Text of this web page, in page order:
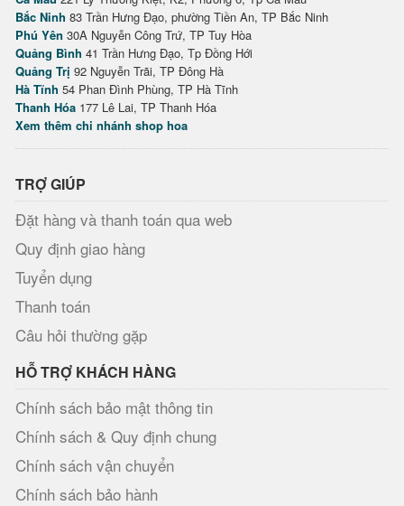
Bắc Ninh 83 Trần Hưng Đạo, phường Tiền An, TP Bắc Ninh
Phú Yên 30A Nguyễn Công Trứ, TP Tuy Hòa
Quảng Bình 41 Trần Hưng Đạo, Tp Đồng Hới
Quảng Trị 92 Nguyễn Trãi, TP Đông Hà
Hà Tĩnh 54 Phan Đình Phùng, TP Hà Tĩnh
Thanh Hóa 177 Lê Lai, TP Thanh Hóa
Xem thêm chi nhánh shop hoa
TRỢ GIÚP
Đặt hàng và thanh toán qua web
Quy định giao hàng
Tuyển dụng
Thanh toán
Câu hỏi thường gặp
HỖ TRỢ KHÁCH HÀNG
Chính sách bảo mật thông tin
Chính sách & Quy định chung
Chính sách vận chuyển
Chính sách bảo hành